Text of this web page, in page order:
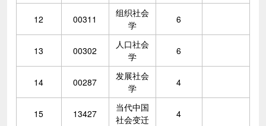
12 00311
组织社会
学
6
13 00302
人口社会
学
6
14 00287
发展社会
学
4
15 13427
当代中国
社会变迁
4